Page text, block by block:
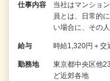
仕事内容
当社はマンショ
員とは、日常的
い場合に、その
給与 時給1,320円＋交
勤務地
東京都中央区他
ど近郊各地